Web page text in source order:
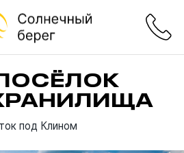
+7 495
у
под Клином